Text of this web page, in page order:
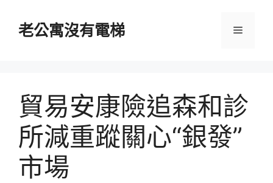
老公寓沒有電梯 選
貿易安康險追森和診
所減重蹤關心“銀發”
市場